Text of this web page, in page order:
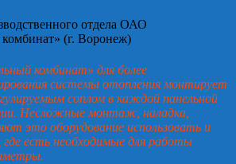
отдела ОАО
(г. Воронеж)
комбинат» для более
системы отопления монтирует
соплом в каждой панельной
Несложные монтаж, наладка,
это оборудование использовать и
где есть необходимые для работы